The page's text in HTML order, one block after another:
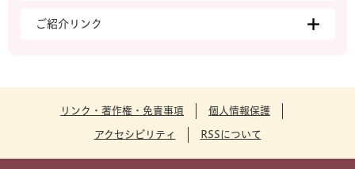
ご紹介リンク
リンク・著作権・免責事項 個人情報保護
アクセシビリティ RSSについて